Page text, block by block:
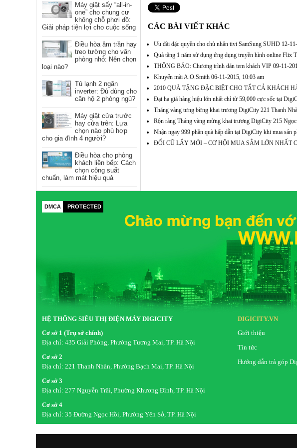
Máy giặt sấy “all-in-
one” cho chung cư
không chỗ phơi đồ:
Giải pháp tiện lợi cho cuộc sống
Điều hòa âm trần hay
treo tường cho văn
phòng nhỏ: Nên chọn
loại nào?
Tủ lạnh 2 ngăn
inverter: Đủ dùng cho
căn hộ 2 phòng ngủ?
Máy giặt cửa trước
hay cửa trên: Lựa
chọn nào phù hợp
cho gia đình 4 người?
Điều hòa cho phòng
khách liền bếp: Cách
chọn công suất
chuẩn, làm mát hiệu quả
CÁC BÀI VIẾT KHÁC
Ưu đãi đặc quyền cho chủ nhân tivi SamSung SUHD 12-
Quà tặng 1 năm sử dụng ứng dụng truyền hình online Flix
THÔNG BÁO: Chương trình dán tem khách VIP 09-11-
Khuyến mãi A.O.Smith 06-11-2015, 10:03 am
2010 QUÀ TẶNG ĐẶC BIỆT CHO TẤT CẢ KHÁCH
Đại hạ giá hàng hiệu lớn nhất chỉ từ 59,000 cực sốc tại
Tháng vàng tưng bừng khai trương DigiCity 221 Thanh
Rộn ràng Tháng vàng mừng khai trương DigiCity 215
Nhận ngay 999 phần quà hấp dẫn tại DigiCity khi mua sản
ĐỔI CŨ LẤY MỚI – CƠ HỘI MUA SẮM LỚN NHẤT
DMCA PROTECTED
HỆ THỐNG SIÊU THỊ ĐIỆN MÁY DIGICITY
Cơ sở 1 (Trụ sở chính)
Địa chỉ: 435 Giải Phóng, Phường Tương Mai, TP. Hà Nội
Cơ sở 2
Địa chỉ: 221 Thanh Nhàn, Phường Bạch Mai, TP. Hà Nội
Cơ sở 3
Địa chỉ: 277 Nguyễn Trãi, Phường Khương Đình, TP. Hà Nội
Cơ sở 4
Địa chỉ: 35 Đường Ngọc Hồi, Phường Yên Sở, TP. Hà Nội
DIGICITY.VN
Giới thiệu
Tin tức
Hướng dẫn trả góp